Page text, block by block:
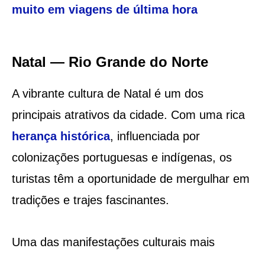
muito em viagens de última hora
Natal — Rio Grande do Norte
A vibrante cultura de Natal é um dos
principais atrativos da cidade. Com uma rica
herança histórica, influenciada por
colonizações portuguesas e indígenas, os
turistas têm a oportunidade de mergulhar em
tradições e trajes fascinantes.
Uma das manifestações culturais mais